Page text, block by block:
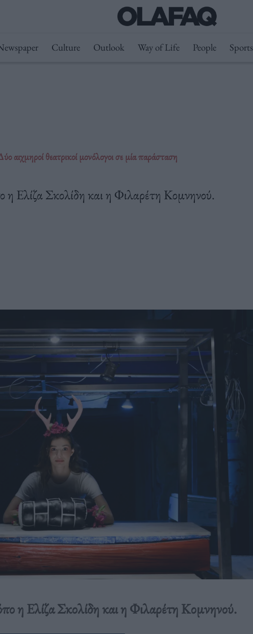
Culture Outlook Way of Life People Sports
αιχμηροί θεατρικοί μονόλογοι σε μία παράσταση
η Ελίζα Σκολίδη και η Φιλαρέτη Κομνηνού.
η Ελίζα Σκολίδη και η Φιλαρέτη Κομνηνού.